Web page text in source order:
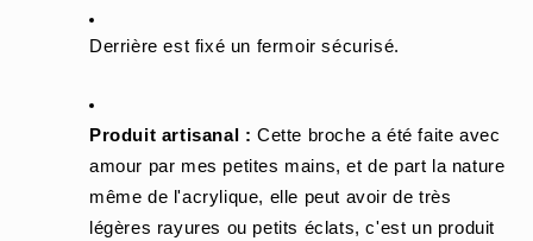
Derrière est fixé un fermoir sécurisé.
Produit artisanal : Cette broche a été faite avec
amour par mes petites mains, et de part la nature
même de l'acrylique, elle peut avoir de très
légères rayures ou petits éclats, c'est un produit